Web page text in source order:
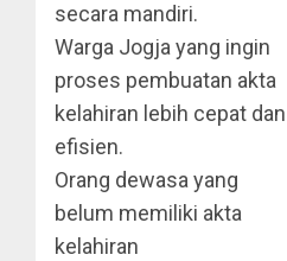
secara mandiri.
Warga Jogja yang ingin
proses pembuatan akta
kelahiran lebih cepat dan
efisien.
Orang dewasa yang
belum memiliki akta
kelahiran